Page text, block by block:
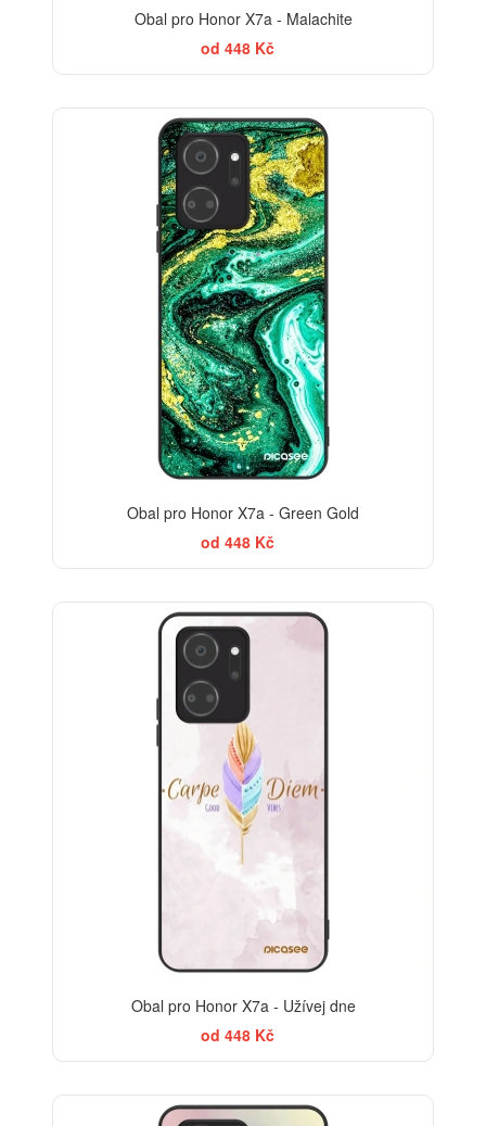
Obal pro Honor X7a - Malachite
od 448 Kč
Obal pro Honor X7a - Green Gold
od 448 Kč
Obal pro Honor X7a - Užívej dne
od 448 Kč